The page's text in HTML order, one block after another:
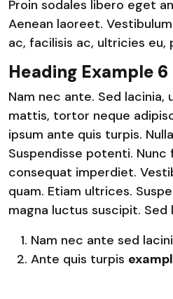
Proin sodales libero eget
Aenean laoreet.
ac, facilisis ac, ultricies eu,
Heading Example 6
Nam nec ante. Sed lacinia,
mattis, tortor neque
ipsum ante quis turpis.
Suspendisse potenti.
consequat imperdiet.
quam. Etiam ultrices.
magna luctus suscipit. Sed
Nam nec ante sed
Ante quis turpis